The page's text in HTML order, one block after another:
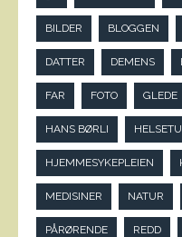
BILDER BLOGGEN
DATTER DEMENS
FAR FOTO GLEDE
HANS BØRLI
HJEMMESYKEPLEIEN
MEDISINER NATUR
PÅRØRENDE REDD